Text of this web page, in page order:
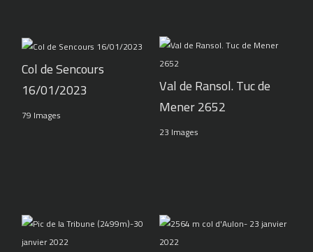
Col de Sencours
16/01/2023
79 Images
Val de Ransol. Tuc de
Mener 2652
23 Images